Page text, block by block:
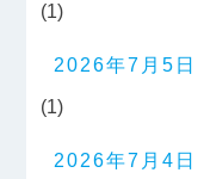
(1)
2026年7月5日
(1)
2026年7月4日